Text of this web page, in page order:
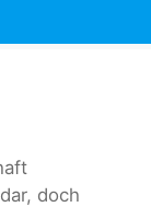
doch